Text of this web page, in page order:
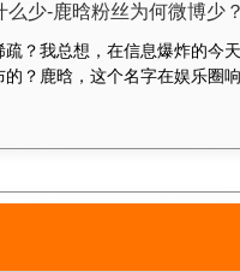
么少-鹿晗粉丝为何微博少？
疏？我总想，在信息爆炸的今
？鹿晗，这个名字在娱乐圈